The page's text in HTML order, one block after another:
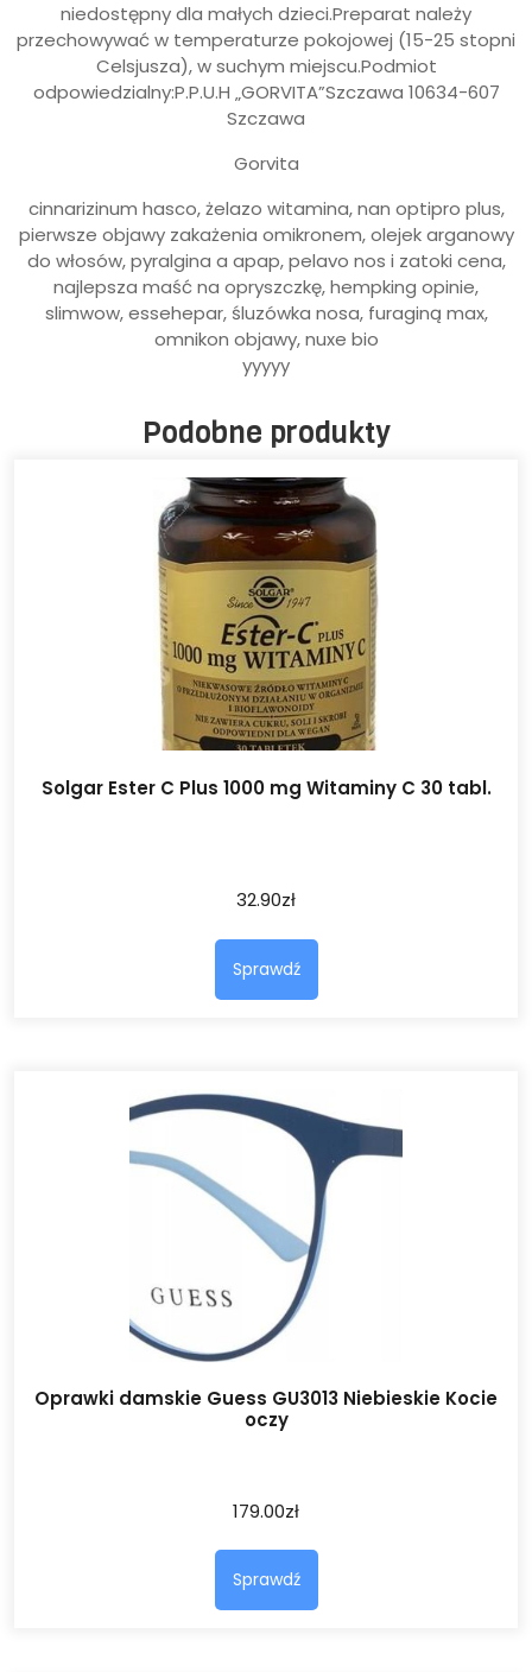
niedostępny dla małych dzieci.Preparat należy
przechowywać w temperaturze pokojowej (15-25 stopni
Celsjusza), w suchym miejscu.Podmiot
odpowiedzialny:P.P.U.H „GORVITA”Szczawa 10634-607
Szczawa
Gorvita
cinnarizinum hasco, żelazo witamina, nan optipro plus,
pierwsze objawy zakażenia omikronem, olejek arganowy
do włosów, pyralgina a apap, pelavo nos i zatoki cena,
najlepsza maść na opryszczkę, hempking opinie,
slimwow, essehepar, śluzówka nosa, furaginą max,
omnikon objawy, nuxe bio
yyyyy
Podobne produkty
Solgar Ester C Plus 1000 mg Witaminy C 30 tabl.
32.90zł
Sprawdź
Oprawki damskie Guess GU3013 Niebieskie Kocie
oczy
179.00zł
Sprawdź